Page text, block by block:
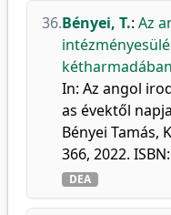
36.Bényei, T.: Az
In: Az angol
as évektől
Bényei Tamás,
366, 2022.
DEA